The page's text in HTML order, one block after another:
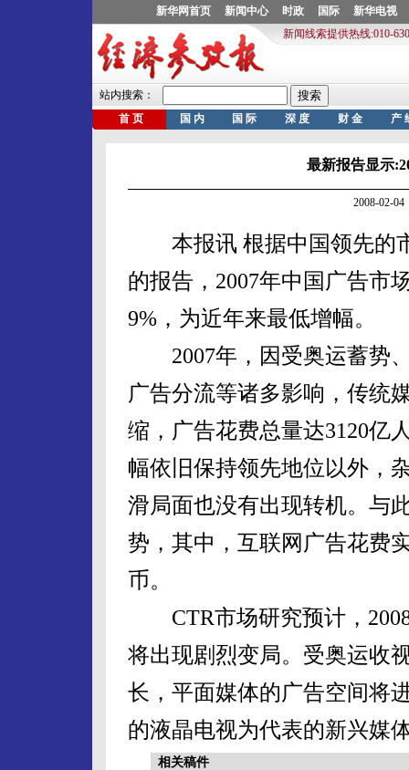
最新报告显示
2008-02-
本报讯 根据中国领先的
的报告，2007年中国广告市
9%，为近年来最低增幅。
2007年，因受奥运蓄势、
广告分流等诸多影响，传统
缩，广告花费总量达3120亿
幅依旧保持领先地位以外，
滑局面也没有出现转机。与
势，其中，互联网广告花费
币。
CTR市场研究预计，2008
将出现剧烈变局。受奥运收
长，平面媒体的广告空间将
的液晶电视为代表的新兴媒
相关稿件